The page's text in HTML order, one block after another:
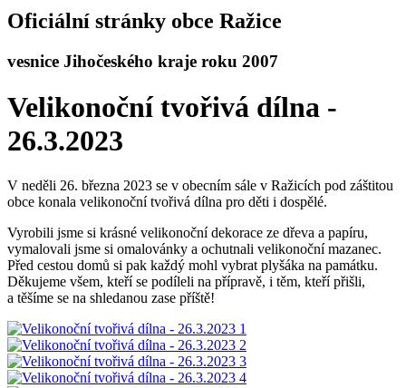
Oficiální stránky obce Ražice
vesnice Jihočeského kraje roku 2007
Velikonoční tvořivá dílna -
26.3.2023
V neděli 26. března 2023 se v obecním sále v Ražicích pod záštitou
obce konala velikonoční tvořivá dílna pro děti i dospělé.
Vyrobili jsme si krásné velikonoční dekorace ze dřeva a papíru,
vymalovali jsme si omalovánky a ochutnali velikonoční mazanec.
Před cestou domů si pak každý mohl vybrat plyšáka na památku.
Děkujeme všem, kteří se podíleli na přípravě, i těm, kteří přišli,
a těšíme se na shledanou zase příště!